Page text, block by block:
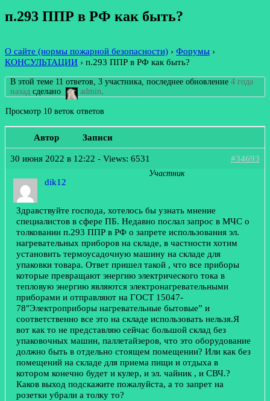
п.293 ППР в РФ как быть?
О сайте (нормы пожарной безопасности) › Форумы ›
КОНСУЛЬТАЦИИ › п.293 ППР в РФ как быть?
В этой теме 11 ответов, 3 участника, последнее обновление4 года
назад сделано admin
Просмотр 10 веток ответов
Автор Записи
30 июня 2022 в 12:22 - Views: 6531 #34693
dik12
Участник
Здравствуйте господа, хотелось бы узнать мнение
специалистов в сфере ПБ. Недавно послал запрос в МЧС о
толковании п.293 ППР в РФ о запрете использования эл.
нагревательных приборов на складе, в частности хотим
установить термоусадочную машину на складе для
упаковки товара. Ответ пришел такой , что все приборы
которые превращают энергию электрического тока в
тепловую энергию являются электронагревательными
приборами и отправляют на ГОСТ 15047-
78″Электроприборы нагревательные бытовые” и
соответственно все это на складе использовать нельзя.Я
вот как то не представляю сейчас большой склад без
упаковочных машин, паллетайзеров, что это оборудование
должно быть в отдельно стоящем помещении? Или как без
помещений на складе для приема пищи и отдыха в
котором конечно будет и кулер, и эл. чайник , и СВЧ.?
Каков выход подскажите пожалуйста, а то запрет на
розетки убрали а толку то?